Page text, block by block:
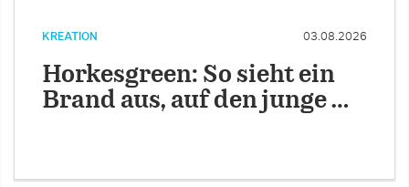
KREATION 03.08.2026
Horkesgreen: So sieht ein
Brand aus, auf den junge …